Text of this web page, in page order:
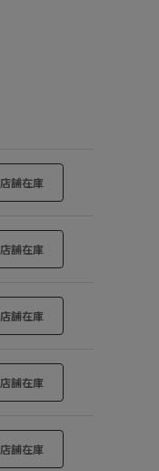
店舗在庫
店舗在庫
店舗在庫
店舗在庫
店舗在庫